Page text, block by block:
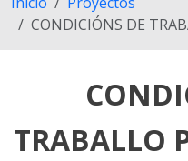
CONDICIÓNS DE
TRABALLO